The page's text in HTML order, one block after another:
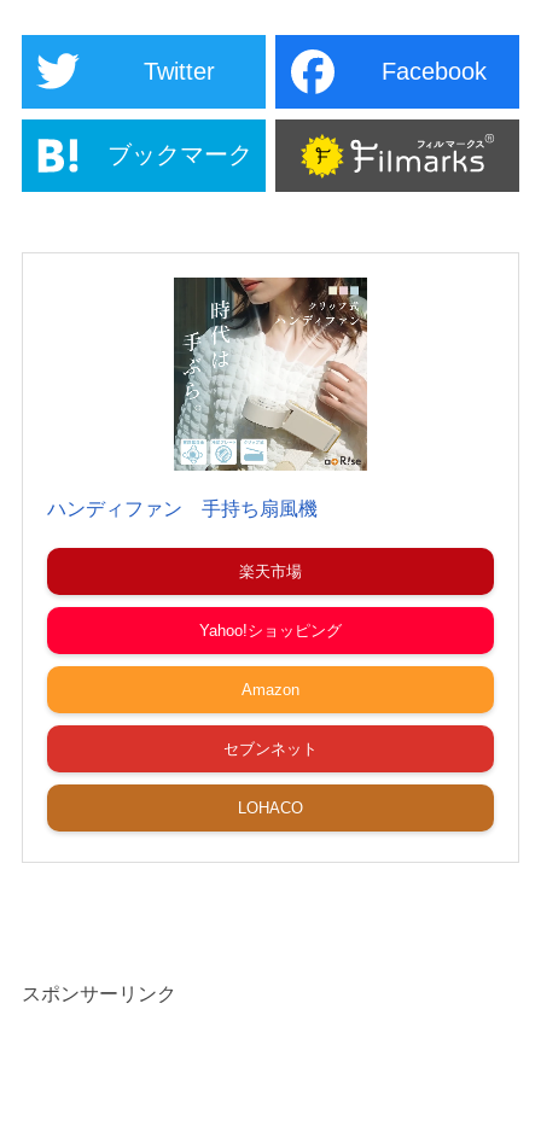
Twitter Facebook
ブックマーク
ハンディファン 手持ち扇風機
楽天市場
Yahoo!ショッピング
Amazon
セブンネット
LOHACO
スポンサーリンク